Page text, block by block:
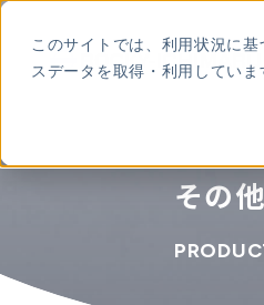
このサイトでは、利用状況に
スデータを取得・利用していま
文
ス
その